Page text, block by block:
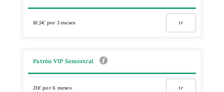
10,5€ por 3 meses Ir
Patrón VIP Semestral
21€ por 6 meses Ir